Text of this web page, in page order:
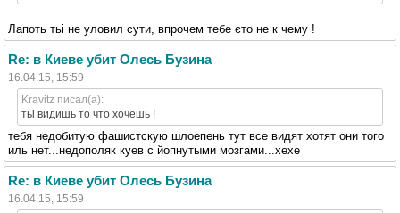
Лапоть тьі не уловил сути, впрочем тебе єто не к чему !
Re: в Киеве убит Олесь Бузина
16.04.15, 15:59
Kravitz писал(а):
тьі видишь то что хочешь !
тебя недобитую фашистскую шлоепень тут все видят хотят они того
иль нет...недополяк куев с йопнутыми мозгами...хехе
Re: в Киеве убит Олесь Бузина
16.04.15, 15:59